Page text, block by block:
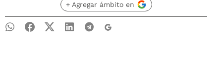
+ Agregar ámbito en